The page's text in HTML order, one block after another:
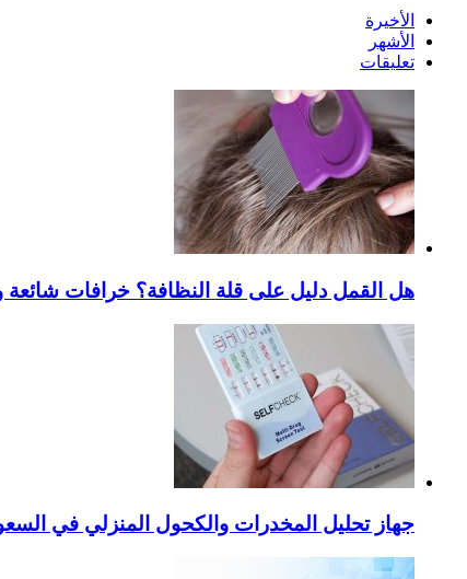
الأخيرة
الأشهر
تعليقات
هل القمل دليل على قلة النظافة؟ خرافات شائعة
جهاز تحليل المخدرات والكحول المنزلي في